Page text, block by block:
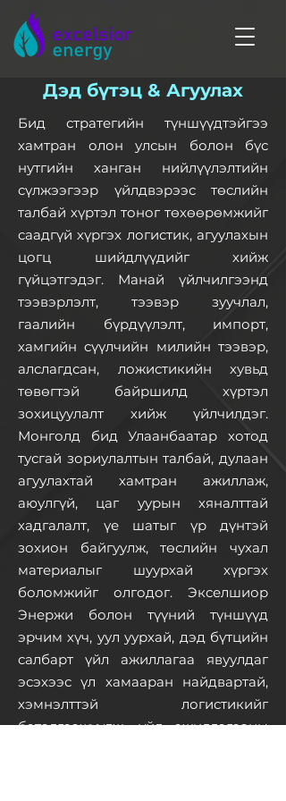
Дэд бүтэц & Агуулах
Бид стратегийн түншүүдтэйгээ
хамтран олон улсын болон бүс
нутгийн ханган нийлүүлэлтийн
сүлжээгээр үйлдвэрээс төслийн
талбай хүртэл тоног төхөөрөмжийг
саадгүй хүргэх логистик, агуулахын
цогц шийдлүүдийг хийж
гүйцэтгэдэг. Манай үйлчилгээнд
тээвэрлэлт, тээвэр зуучлал,
гаалийн бүрдүүлэлт, импорт,
хамгийн сүүлчийн милийн тээвэр,
алслагдсан, ложистикийн хувьд
төвөгтэй байршилд хүртэл
зохицуулалт хийж үйлчилдэг.
Монголд бид Улаанбаатар хотод
тусгай зориулалтын талбай, дулаан
агуулахтай хамтран ажиллаж,
аюулгүй, цаг уурын хяналттай
хадгалалт, үе шатыг үр дүнтэй
зохион байгуулж, төслийн чухал
материалыг шуурхай хүргэх
боломжийг олгодог. Экселшиор
Энержи болон түүний түншүүд
эрчим хүч, уул уурхай, дэд бүтцийн
салбарт үйл ажиллагаа явуулдаг
эсэхээс үл хамааран найдвартай,
хэмнэлттэй логистикийг
баталгаажуулж, үйл ажиллагааны